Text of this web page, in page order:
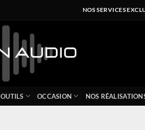
NOS SERVICES
OUTILS OCCASION NOS